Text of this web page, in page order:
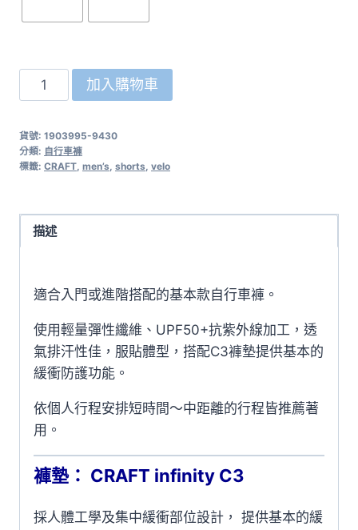
典
Velo
短
1903995-
9430
加入購物車
貨號: 1903995-9430
分類: 自行車褲
標籤: CRAFT men’s shorts velo
描述
適合入門或進階搭配的基本款自行車褲。
使用輕量彈性纖維、UPF50+抗紫外線加工，透
氣排汗性佳，服貼體型，搭配C3褲墊提供基本的
緩衝防護功能。
依個人行程安排短時間～中距離的行程皆推薦著
用。
褲墊： CRAFT infinity C3
採人體工學及集中緩衝部位設計， 提供基本的緩